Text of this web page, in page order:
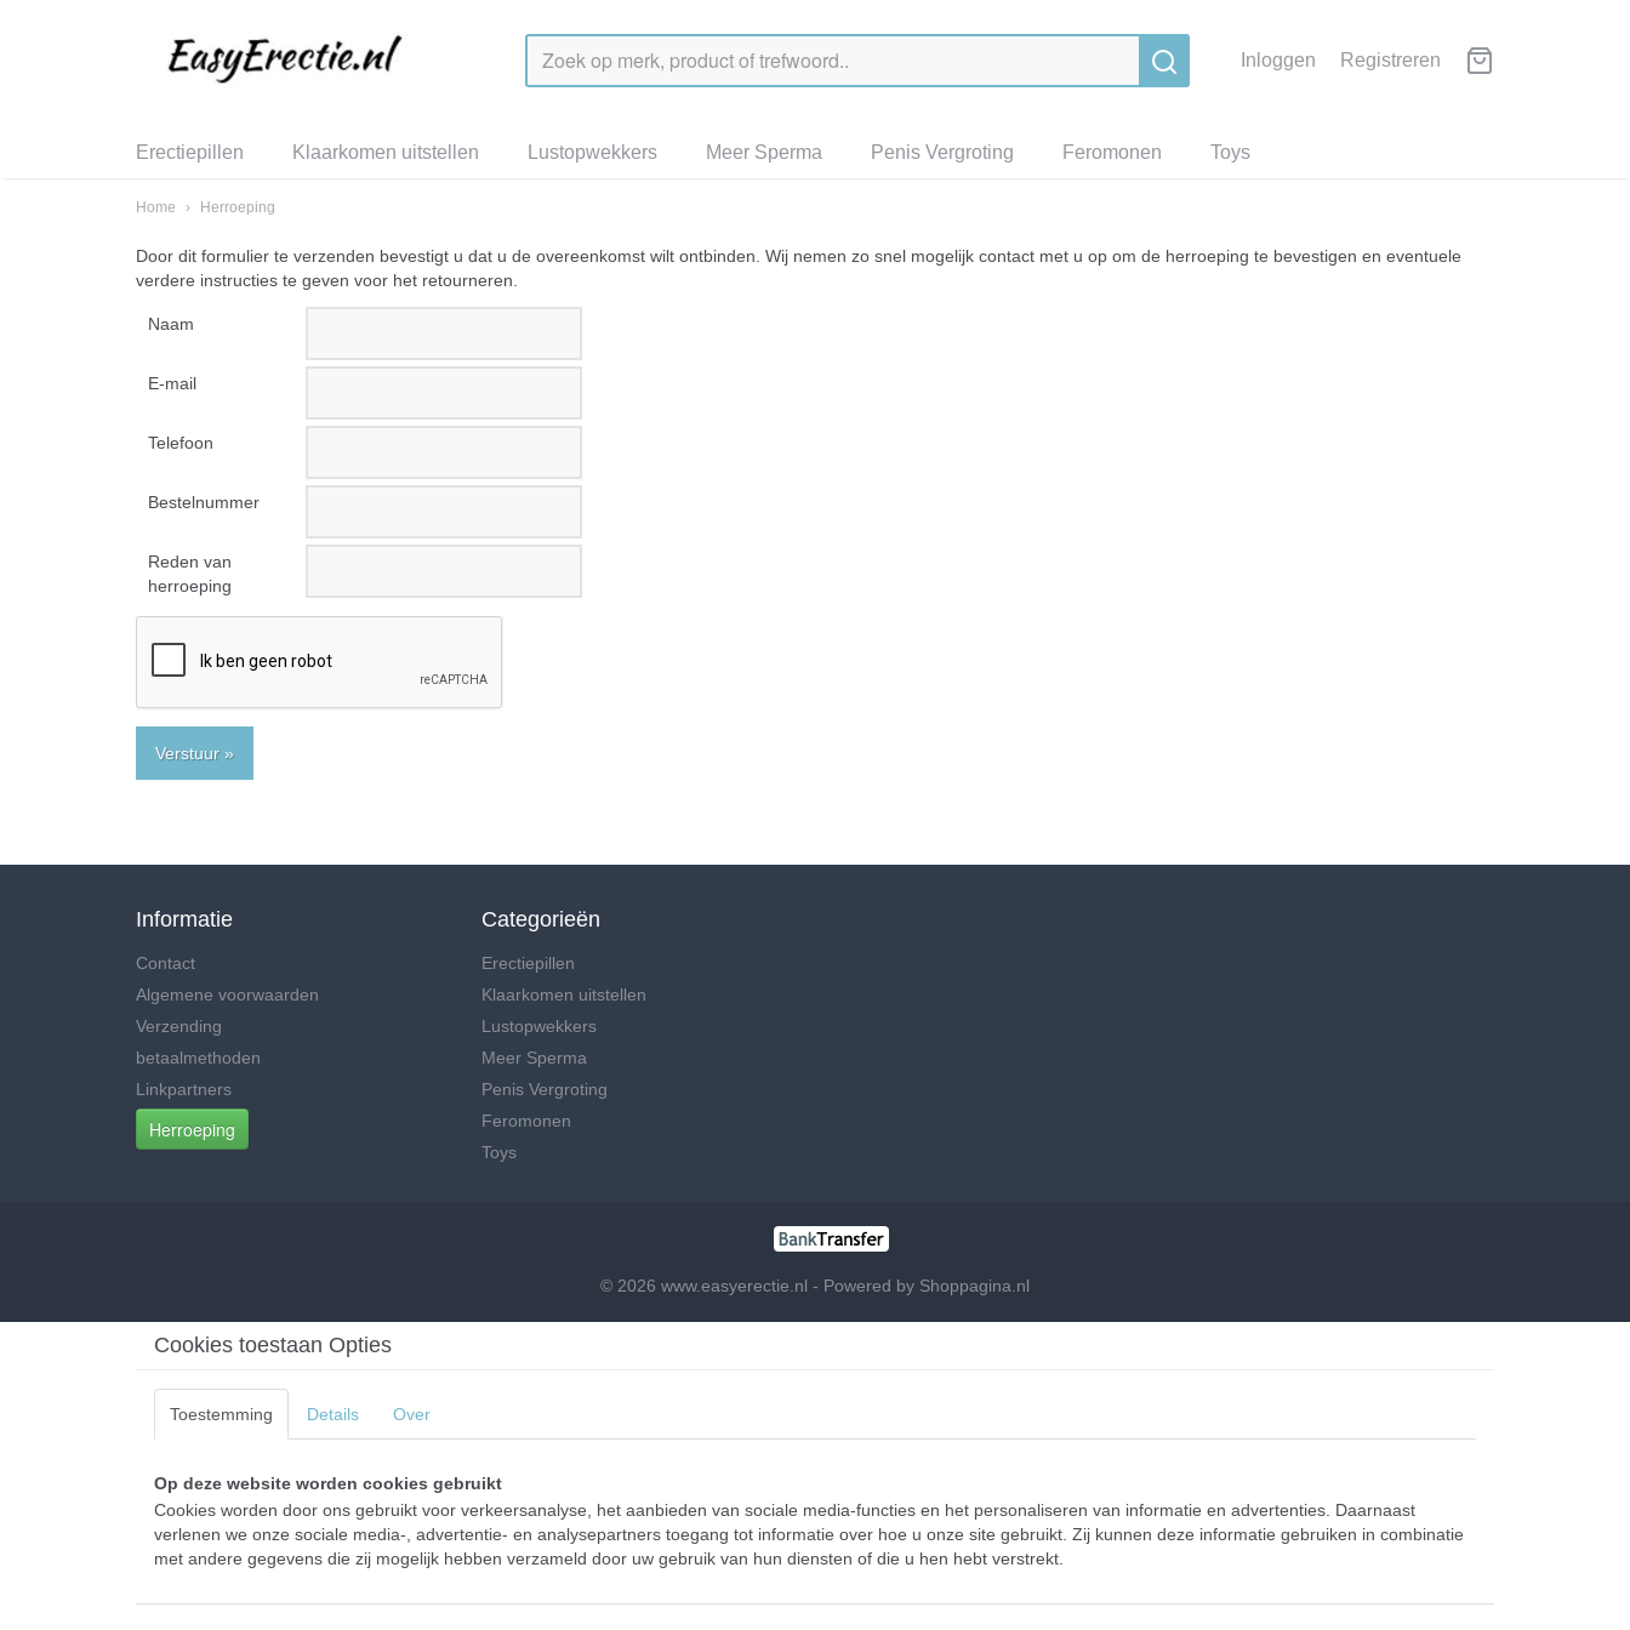
Inloggen Registreren
Erectiepillen Klaarkomen uitstellen Lustopwekkers Meer Sperma Penis Vergroting Feromonen Toys
Home › Herroeping
Door dit formulier te verzenden bevestigt u dat u de overeenkomst wilt ontbinden. Wij nemen zo snel mogelijk contact met u op om de herroeping te bevestigen en eventuele
verdere instructies te geven voor het retourneren.
Naam
E-mail
Telefoon
Bestelnummer
Reden van
herroeping
Verstuur »
Informatie
Contact
Algemene voorwaarden
Verzending
betaalmethoden
Linkpartners
Herroeping
Categorieën
Erectiepillen
Klaarkomen uitstellen
Lustopwekkers
Meer Sperma
Penis Vergroting
Feromonen
Toys
© 2026 www.easyerectie.nl - Powered by Shoppagina.nl
Cookies toestaan Opties
Toestemming Details Over
Op deze website worden cookies gebruikt
Cookies worden door ons gebruikt voor verkeersanalyse, het aanbieden van sociale media-functies en het personaliseren van informatie en advertenties. Daarnaast
verlenen we onze sociale media-, advertentie- en analysepartners toegang tot informatie over hoe u onze site gebruikt. Zij kunnen deze informatie gebruiken in combinatie
met andere gegevens die zij mogelijk hebben verzameld door uw gebruik van hun diensten of die u hen hebt verstrekt.